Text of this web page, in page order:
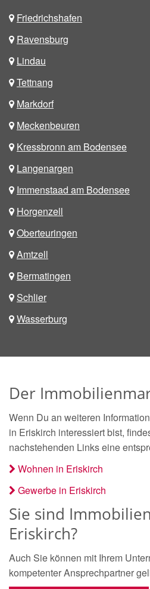
Friedrichshafen
Ravensburg
Lindau
Tettnang
Markdorf
Meckenbeuren
Kressbronn am Bodensee
Langenargen
Immenstaad am Bodensee
Horgenzell
Oberteuringen
Amtzell
Bermatingen
Schlier
Wasserburg
Der
Wenn Du an weiteren
in Eriskirch interessiert bist,
nachstehenden Links eine
Wohnen in Eriskirch
Gewerbe in Eriskirch
Sie sind
Eriskirch?
Auch Sie können mit Ihrem
kompetenter Ansprechpartner